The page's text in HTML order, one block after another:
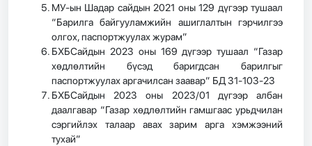
МУ-ын Шадар сайдын 2021 оны 129 дүгээр тушаал
“Барилга байгууламжийн ашиглалтын гэрчилгээ
олгох, паспортжуулах журам”
БХБСайдын 2023 оны 169 дүгээр тушаал “Газар
хөдлөлтийн бүсэд баригдсан барилгыг
паспортжуулах аргачилсан заавар” БД 31-103-23
БХБСайдын 2023 оны 2023/01 дүгээр албан
даалгавар “Газар хөдлөлтийн гамшгаас урьдчилан
сэргийлэх талаар авах зарим арга хэмжээний
тухай”